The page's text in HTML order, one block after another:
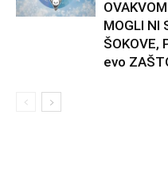
MOGLI NI
ŠOKOVE,
evo